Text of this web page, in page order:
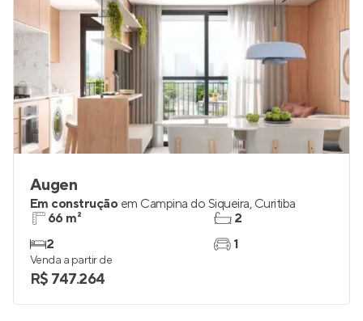
Augen
Em construção em Campina do Siqueira, Curitiba
66 m²
2
2
1
Venda a partir de
R$ 747.264